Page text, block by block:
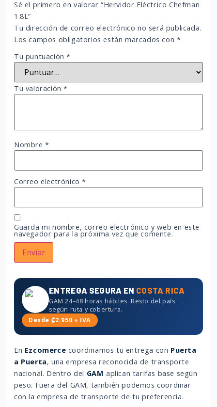
Sé el primero en valorar “Hervidor Eléctrico Chefman
1.8L”
Tu dirección de correo electrónico no será publicada.
Los campos obligatorios están marcados con *
Tu puntuación*
Tu valoración*
Nombre*
Correo electrónico*
Guarda mi nombre, correo electrónico y web en este
navegador para la próxima vez que comente.
ENTREGA SEGURA EN COSTA RICA
GAM 24–48 horas hábiles. Resto del país
según ruta y cobertura.
Desde ₡2.950 + IVA
En Ezcomerce coordinamos tu entrega con Puerta
a Puerta, una empresa reconocida de transporte
nacional. Dentro del GAM aplican tarifas base según
peso. Fuera del GAM, también podemos coordinar
con la empresa de transporte de tu preferencia.